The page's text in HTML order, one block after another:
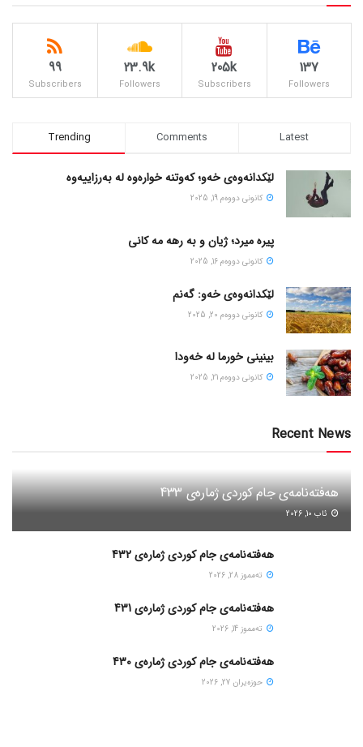
137
Followers
205k
Subscribers
23.9k
Followers
99
Subscribers
Trending Comments Latest
لێکدانەوەی خەو؛ کەوتنە خوارەوە لە بەرزاییەوە
كانونی دووه‌م 19, 2025
پیره میرد؛ ژیان و به رهه مه کانی
كانونی دووه‌م 16, 2025
لێکدانەوەی خەو: گەنم
كانونی دووه‌م 20, 2025
بینینی خورما لە خەودا
كانونی دووه‌م 21, 2025
Recent News
هەفتەنامەی جام کوردی ژمارەی 433
ئاب 10, 2026
هەفتەنامەی جام کوردی ژمارەی 432
ته‌مموز 28, 2026
هەفتەنامەی جام کوردی ژمارەی 431
ته‌مموز 14, 2026
هەفتەنامەی جام کوردی ژمارەی 430
حوزه‌یران 27, 2026